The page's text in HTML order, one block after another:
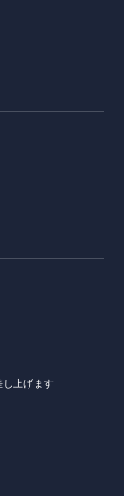
し上げます